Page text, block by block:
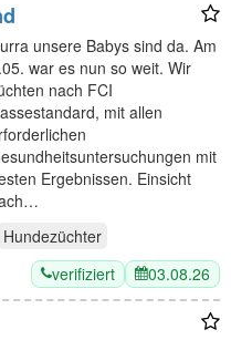
unsere Babys sind da. Am
war es nun so weit. Wir
nach FCI
mit allen
mit
Ergebnissen. Einsicht
Hundezüchter
verifiziert 03.08.26